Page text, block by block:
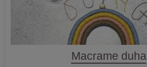
Macrame duha